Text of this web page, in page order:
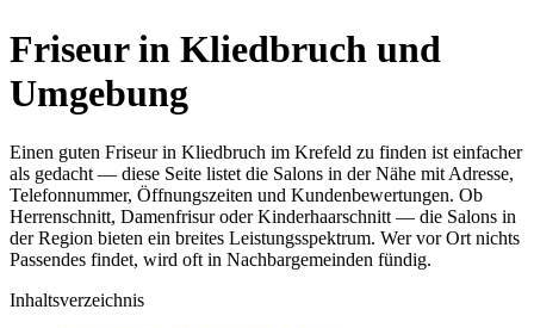
Friseur in Kliedbruch und
Umgebung
Einen guten Friseur in Kliedbruch im Krefeld zu finden ist einfacher
als gedacht — diese Seite listet die Salons in der Nähe mit Adresse,
Telefonnummer, Öffnungszeiten und Kundenbewertungen. Ob
Herrenschnitt, Damenfrisur oder Kinderhaarschnitt — die Salons in
der Region bieten ein breites Leistungsspektrum. Wer vor Ort nichts
Passendes findet, wird oft in Nachbargemeinden fündig.
Inhaltsverzeichnis